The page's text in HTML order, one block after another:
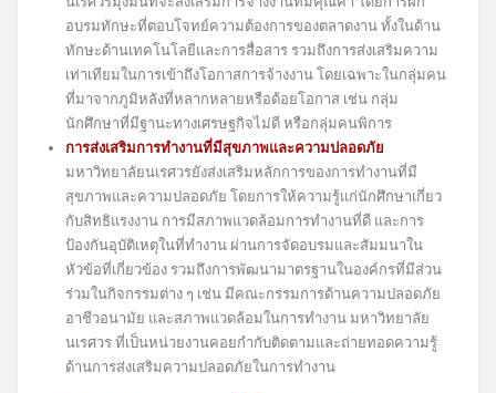
อบรมทักษะที่ตอบโจทย์ความต้องการของตลาดงาน ทั้งในด้าน
ทักษะด้านเทคโนโลยีและการสื่อสาร รวมถึงการส่งเสริมความ
เท่าเทียมในการเข้าถึงโอกาสการจ้างงาน โดยเฉพาะในกลุ่มคน
ที่มาจากภูมิหลังที่หลากหลายหรือด้อยโอกาส เช่น กลุ่ม
นักศึกษาที่มีฐานะทางเศรษฐกิจไม่ดี หรือกลุ่มคนพิการ
การส่งเสริมการทำงานที่มีสุขภาพและความปลอดภัย
มหาวิทยาลัยนเรศวรยังส่งเสริมหลักการของการทำงานที่มี
สุขภาพและความปลอดภัย โดยการให้ความรู้แก่นักศึกษาเกี่ยว
กับสิทธิแรงงาน การมีสภาพแวดล้อมการทำงานที่ดี และการ
ป้องกันอุบัติเหตุในที่ทำงาน ผ่านการจัดอบรมและสัมมนาใน
หัวข้อที่เกี่ยวข้อง รวมถึงการพัฒนามาตรฐานในองค์กรที่มีส่วน
ร่วมในกิจกรรมต่าง ๆ เช่น มีคณะกรรมการด้านความปลอดภัย
อาชีวอนามัย และสภาพแวดล้อมในการทำงาน มหาวิทยาลัย
นเรศวร ที่เป็นหน่วยงานคอยกำกับติดตามและถ่ายทอดความรู้
ด้านการส่งเสริมความปลอดภัยในการทำงาน